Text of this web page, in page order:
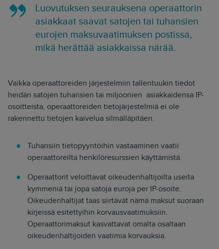
Luovutuksen seurauksena operaattorin
asiakkaat saavat satojen tai tuhansien
eurojen maksuvaatimuksen postissa,
mikä herättää asiakkaissa närää.
Vaikka operaattoreiden järjestelmiin tallentuukin tiedot
heidän satojen tuhansien tai miljoonien asiakkaidensa IP-
osoitteista, operaattoreiden tietojärjestelmiä ei ole
rakennettu tietojen kaivelua silmälläpitäen.
Tuhansiin tietopyyntöihin vastaaminen vaatii
operaattoreilta henkilöresurssien käyttämistä.
Operaattorit veloittavat oikeudenhaltijoilta useita
kymmeniä tai jopa satoja euroja per IP-osoite.
Oikeudenhaltijat taas siirtävät nämä maksut suoraan
kirjeissä esitettyihin korvausvaatimuksiin.
Operaattorimaksut kasvattavat omalta osaltaan
oikeudenhaltijoiden vaatimia korvauksia.